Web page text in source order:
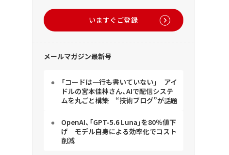
いますぐご登録
メールマガジン最新号
「コードは一行も書いていない」 アイ
ドルの宮本佳林さん、AIで配信システ
ムを丸ごと構築 “技術ブログ”が話題
OpenAI、「GPT-5.6 Luna」を80％値下
げ モデル自身による効率化でコスト
削減